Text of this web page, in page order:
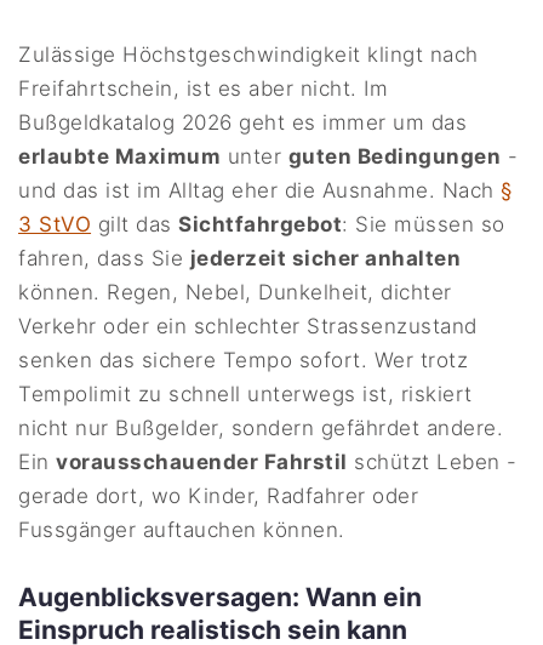
Zulässige Höchstgeschwindigkeit klingt nach
Freifahrtschein, ist es aber nicht. Im
Bußgeldkatalog 2026 geht es immer um das
erlaubte Maximum unter guten Bedingungen -
und das ist im Alltag eher die Ausnahme. Nach §
3 StVO gilt dasSichtfahrgebot: Sie müssen so
fahren, dass Sie jederzeit sicher anhalten
können. Regen, Nebel, Dunkelheit, dichter
Verkehr oder ein schlechter Strassenzustand
senken das sichere Tempo sofort. Wer trotz
Tempolimit zu schnell unterwegs ist, riskiert
nicht nur Bußgelder, sondern gefährdet andere.
Einvorausschauender Fahrstil schützt Leben -
gerade dort, wo Kinder, Radfahrer oder
Fussgänger auftauchen können.
Augenblicksversagen: Wann ein
Einspruch realistisch sein kann